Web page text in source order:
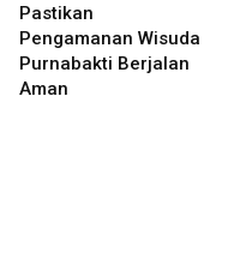
Pastikan
Pengamanan Wisuda
Purnabakti Berjalan
Aman